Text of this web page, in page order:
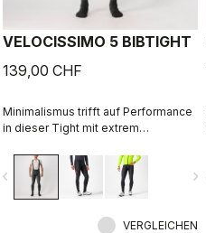
VELOCISSIMO 5 BIBTIGHT
139,00 CHF
Minimalismus trifft auf Performance
in dieser Tight mit extrem
in Kombination mit unserem
flauschigen Nano Flex-Stretch-
Gewebe am Unterschenkel als
wenn Sie keine Tight für den
navigate_next
VERGLEICHEN